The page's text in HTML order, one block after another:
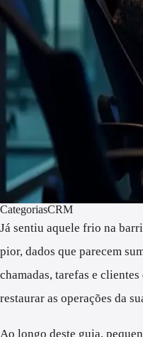
CategoriasCRM
Já sentiu aquele frio na
pior, dados que parecem
chamadas, tarefas e
restaurar as operações da
Ao longo deste guia,